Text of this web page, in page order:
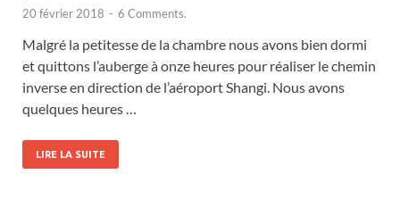
20 février 2018 - 6 Comments.
Malgré la petitesse de la chambre nous avons bien dormi
et quittons l’auberge à onze heures pour réaliser le chemin
inverse en direction de l’aéroport Shangi. Nous avons
quelques heures …
LIRE LA SUITE